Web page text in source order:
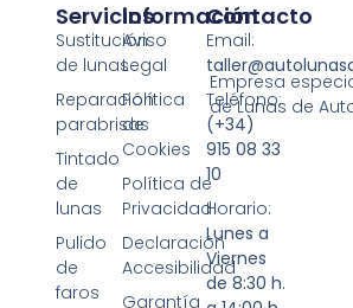
Empresa
de Lunas de
Servicios
Sustitución
de lunas
Reparación
parabrisas
Tintado
de
lunas
Pulido
de
faros
Información
Aviso
Legal
Política
de
Cookies
Política de
Privacidad
Declaración
Accesibilidad
Garantía
Contacto
Email:
Teléfono:
(+34)
915 08 33
10
Horario:
Lunes a
Viernes
de 8:30 h.